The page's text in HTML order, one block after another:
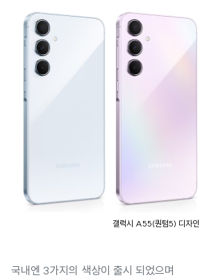
갤럭시 A55(퀀텀5) 디자인
국내엔 3가지의 색상이 출시 되었으며